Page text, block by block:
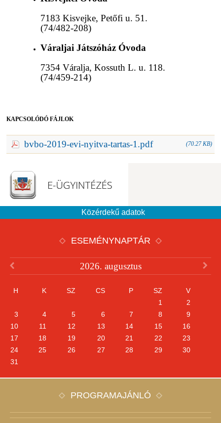
7183 Kisvejke, Petőfi u. 51.
(74/482-208)
Váraljai Játszóház Óvoda
7354 Váralja, Kossuth L. u. 118.
(74/459-214)
KAPCSOLÓDÓ FÁJLOK
(70.27 KB)
bvbo-2019-evi-nyitva-tartas-1.pdf
Közérdekű adatok
ESEMÉNYNAPTÁR
2026. augusztus
H K SZ CS P SZ
V
1
2
3
4 5 6 7 8
9
10
11 12 13 14 15
16
17
18 19 20 21 22
23
24
25 26 27 28 29
30
31
PROGRAMAJÁNLÓ